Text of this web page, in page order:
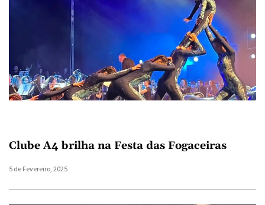
Clube A4 brilha na Festa das Fogaceiras
5 de Fevereiro, 2025